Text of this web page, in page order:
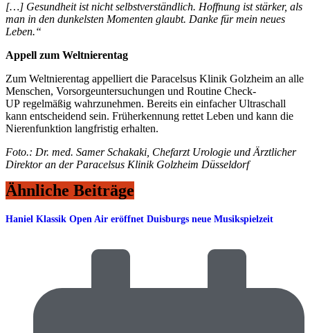
[…] Gesundheit ist nicht selbstverständlich. Hoffnung ist stärker, als
man in den dunkelsten Momenten glaubt. Danke für mein neues
Leben.“
Appell zum Weltnierentag
Zum Weltnierentag appelliert die Paracelsus Klinik Golzheim an alle
Menschen, Vorsorgeuntersuchungen und Routine Check-
UP regelmäßig wahrzunehmen. Bereits ein einfacher Ultraschall
kann entscheidend sein. Früherkennung rettet Leben und kann die
Nierenfunktion langfristig erhalten.
Foto.: Dr. med. Samer Schakaki, Chefarzt Urologie und Ärztlicher
Direktor an der Paracelsus Klinik Golzheim Düsseldorf
Ähnliche Beiträge
Haniel Klassik Open Air eröffnet Duisburgs neue Musikspielzeit